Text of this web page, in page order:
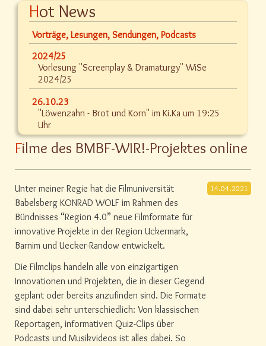
Hot News
Vorträge, Lesungen, Sendungen, Podcasts
2024/25
Vorlesung "Screenplay & Dramaturgy" WiSe
2024/25
26.10.23
"Löwenzahn - Brot und Korn" im Ki.Ka um 19:25
Uhr
Filme des BMBF-WIR!-Projektes online
14.04.2021
Unter meiner Regie hat die Filmuniversität
Babelsberg KONRAD WOLF im Rahmen des
Bündnisses “Region 4.0” neue Filmformate für
innovative Projekte in der Region Uckermark,
Barnim und Uecker-Randow entwickelt.
Die Filmclips handeln alle von einzigartigen
Innovationen und Projekten, die in dieser Gegend
geplant oder bereits anzufinden sind. Die Formate
sind dabei sehr unterschiedlich: Von klassischen
Reportagen, informativen Quiz-Clips über
Podcasts und Musikvideos ist alles dabei. So